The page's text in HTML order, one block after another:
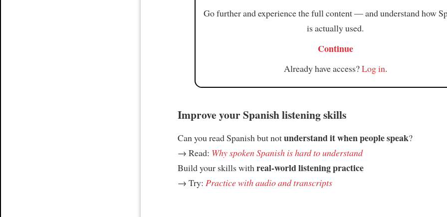
Go further and experience the full content — and understand how
is actually used.
Continue
Already have access?Log in.
Improve your Spanish listening skills
Can you read Spanish but notunderstand it when people speak?
→ Read: Why spoken Spanish is hard to understand
Build your skills with real-world listening practice
→ Try: Practice with audio and transcripts